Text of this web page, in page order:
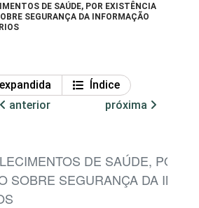
DE SAÚDE, POR EXISTÊNCIA
SEGURANÇA DA INFORMAÇÃO
Índice
anterior
próxima
DE SAÚDE, POR
SOBRE SEGURANÇA DA